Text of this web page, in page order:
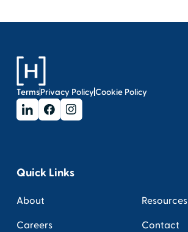
TermsPrivacy PolicyCookie Policy
Quick Links
About
Careers
Resources
Contact